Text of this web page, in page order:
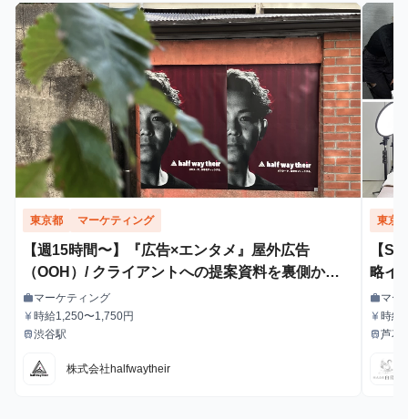
東京都 マーケティング
【週15時間〜】『広告×エンタメ』屋外広告
（OOH）/ クライアントへの提案資料を裏側から
支えるインターン！
職種
workマーケティング
給与
currency_yen時給1,250〜1,750円
最寄駅
train渋谷駅
株式会社halfwaytheir
東京
【
略イ
職種
workマー
給与
currency_yen時給
給・
最寄駅
train芦花